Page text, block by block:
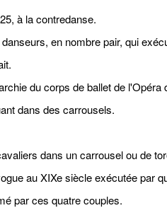
à la contredanse.
en nombre pair, qui
du corps de ballet de l'Opéra
dans des carrousels.
dans un carrousel ou de
au XIXe siècle exécutée par
par ces quatre couples.